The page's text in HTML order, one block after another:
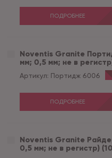
ПОДРОБНЕЕ
Noventis Granite
мм; 0,5 мм; не в
Артикул: Портидж 6006
ПОДРОБНЕЕ
Noventis Granite
0,5 мм; не в регистр)